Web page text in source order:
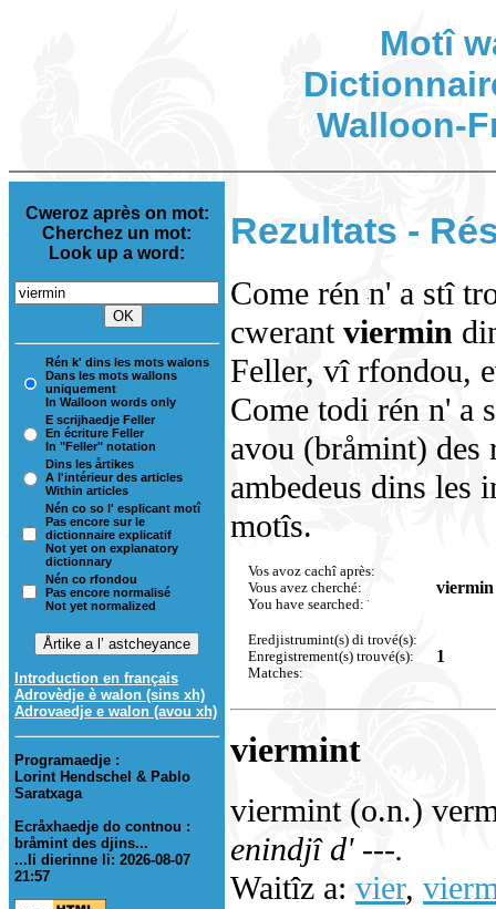
Motî
Walloon-
Cweroz après on mot:
Cherchez un mot:
Look up a word:
Rén k' dins les mots walons
Dans les mots wallons
uniquement
In Walloon words only
E scrijhaedje Feller
En écriture Feller
In "Feller" notation
Dins les årtikes
A l'intérieur des articles
Within articles
Nén co so l' esplicant motî
Pas encore sur le
dictionnaire explicatif
Not yet on explanatory
dictionnary
Nén co rfondou
Pas encore normalisé
Not yet normalized
Introduction en français
Adrovèdje è walon (sins xh)
Adrovaedje e walon (avou xh)
Programaedje :
Lorint Hendschel & Pablo
Saratxaga
Ecråxhaedje do contnou :
bråmint des djins...
...li dierinne li: 2026-08-07
21:57
Rezultats -
Come rén n' a stî
cwerant viermin
Feller, vî rfondou,
Come todi rén n' a
avou (bråmint) des
ambedeus dins les
motîs.
Vos avoz cachî après:
Vous avez cherché:
You have searched:
viermin
Eredjistrumint(s) di trové(s):
Enregistrement(s) trouvé(s):
Matches:
1
viermint
viermint (o.n.)
enindjî d' ---.
Waitîz a: vier,